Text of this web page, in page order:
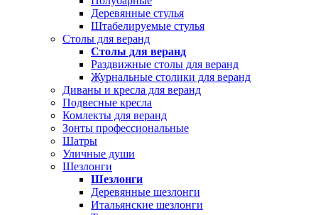
Деревянные стулья
Штабелируемые стулья
Столы для веранд
Столы для веранд
Раздвижные столы для веранд
Журнальные столики для веранд
Диваны и кресла для веранд
Подвесные кресла
Комлекты для веранд
Зонты профессиональные
Шатры
Уличные души
Шезлонги
Шезлонги
Деревянные шезлонги
Итальянские шезлонги